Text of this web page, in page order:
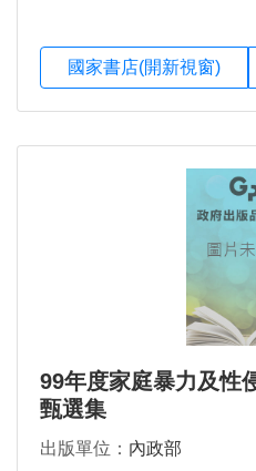
國家書店(開新視窗)
99年度家庭暴力及性
甄選集
出版單位： 內政部